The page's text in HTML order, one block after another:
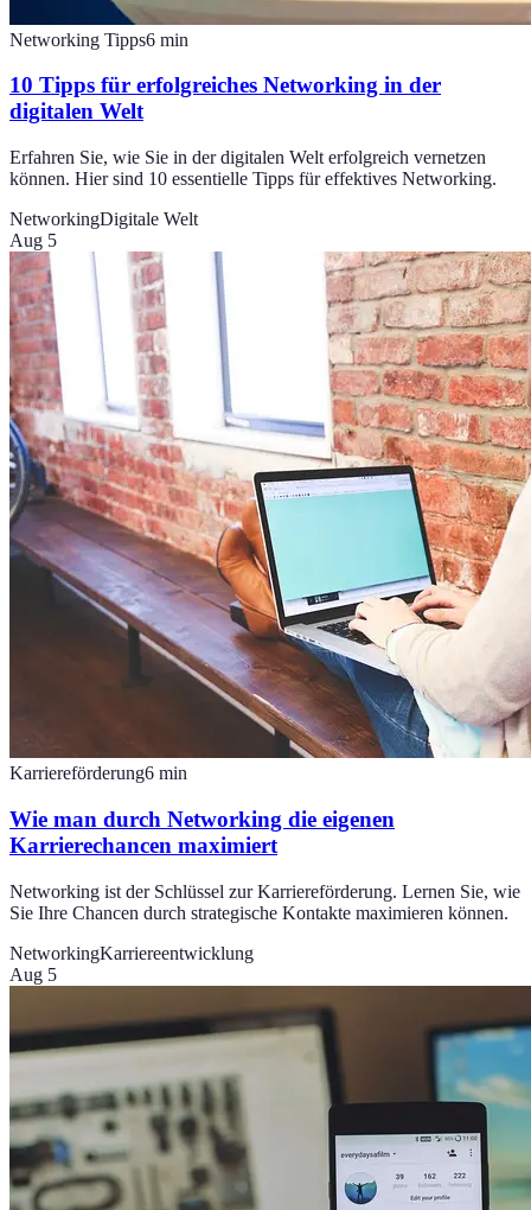
Networking Tipps6 min
10 Tipps für erfolgreiches Networking in der
digitalen Welt
Erfahren Sie, wie Sie in der digitalen Welt erfolgreich vernetzen
können. Hier sind 10 essentielle Tipps für effektives Networking.
NetworkingDigitale Welt
Aug 5
Karriereförderung6 min
Wie man durch Networking die eigenen
Karrierechancen maximiert
Networking ist der Schlüssel zur Karriereförderung. Lernen Sie, wie
Sie Ihre Chancen durch strategische Kontakte maximieren können.
NetworkingKarriereentwicklung
Aug 5